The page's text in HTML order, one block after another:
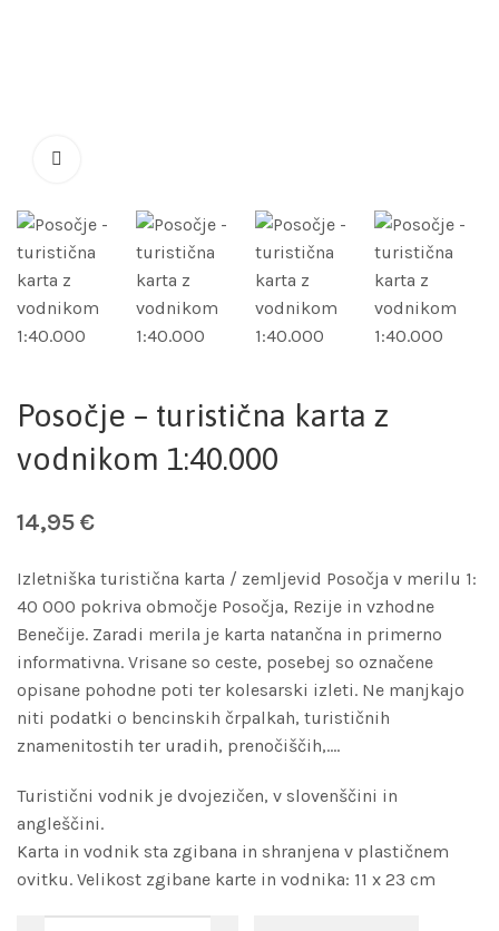
Posočje – turistična karta z
vodnikom 1:40.000
14,95€
Izletniška turistična karta / zemljevid Posočja v merilu 1:
40 000 pokriva območje Posočja, Rezije in vzhodne
Benečije. Zaradi merila je karta natančna in primerno
informativna. Vrisane so ceste, posebej so označene
opisane pohodne poti ter kolesarski izleti. Ne manjkajo
niti podatki o bencinskih črpalkah, turističnih
znamenitostih ter uradih, prenočiščih,….
Turistični vodnik je dvojezičen, v slovenščini in
angleščini.
Karta in vodnik sta zgibana in shranjena v plastičnem
ovitku. Velikost zgibane karte in vodnika: 11 x 23 cm